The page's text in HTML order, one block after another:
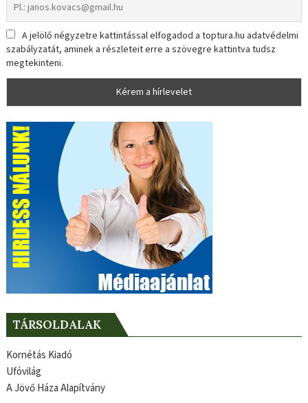
A jelölő négyzetre kattintással elfogadod a toptura.hu adatvédelmi
szabályzatát, aminek a részleteit erre a szövegre kattintva tudsz
megtekinteni.
TÁRSOLDALAK
Kornétás Kiadó
Ufóvilág
A Jövő Háza Alapítvány